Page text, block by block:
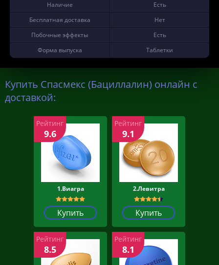
Наличие
Есть
Бесплатная доставка
Нет
Побочные эффекты
Есть
Форма выпуска
Таблетки
Купить Спасмекс (Бациллалин) онлайн с
доставкой:
1.Виагра
Купить
Рейтинг
9.6
2.Левитра
Купить
Рейтинг
9.1
Рейтинг
8.5
Рейтинг
8.1